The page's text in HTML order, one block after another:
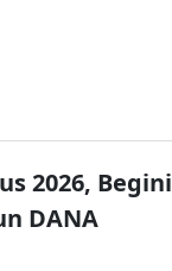
2026, Begini
DANA